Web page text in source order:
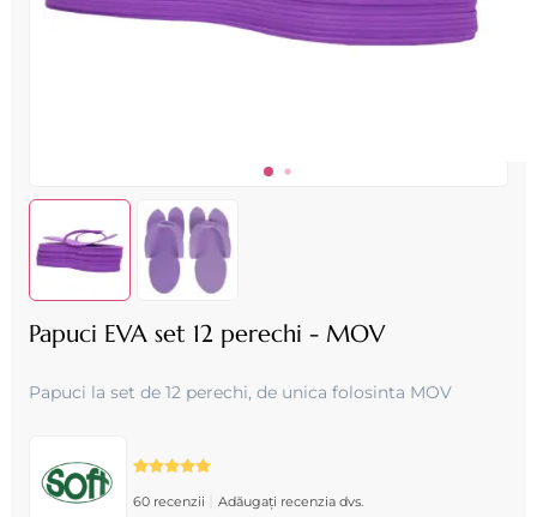
Papuci EVA set 12 perechi - MOV
Papuci la set de 12 perechi, de unica folosinta MOV
60 recenzii Adăugați recenzia dvs.